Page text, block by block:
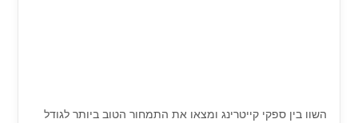
השוו בין ספקי קייטרינג ומצאו את התמחור הטוב ביותר לגודל